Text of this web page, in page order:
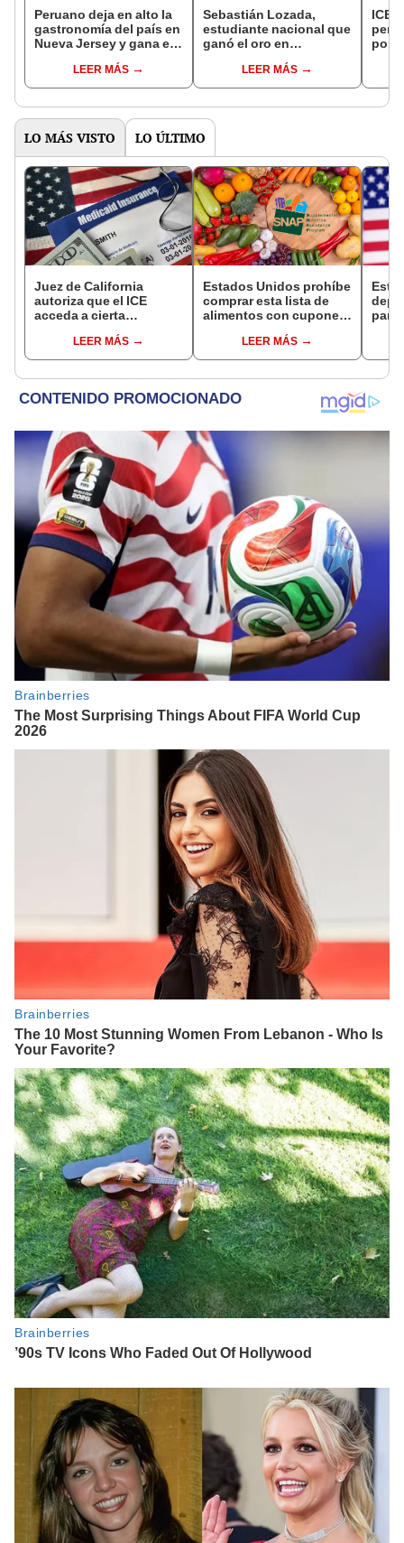
Peruano deja en alto la
gastronomía del país en
Nueva Jersey y gana el
hay límites para el que
trabaja duro''
LEER MÁS
Sebastián Lozada,
estudiante nacional que
ganó el oro en
de Matemática: "Perú
está igualando el nivel
LEER MÁS
ICE
por
LO MÁS VISTO LO ÚLTIMO
Juez de California
autoriza que el ICE
acceda a cierta
inmigrantes inscritos en
Medicaid
LEER MÁS
Estados Unidos prohíbe
comprar esta lista de
alimentos con cupones
desde 2026LEER MÁS
para
se